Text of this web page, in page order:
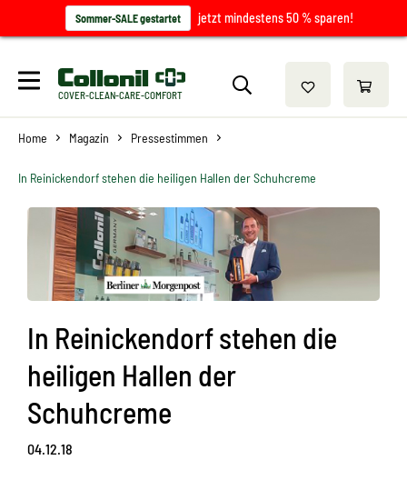
Sommer-SALE gestartet jetzt mindestens 50 % sparen!
COVER-CLEAN-CARE-COMFORT
Home Magazin Pressestimmen
In Reinickendorf stehen die heiligen Hallen der Schuhcreme
In Reinickendorf stehen die
heiligen Hallen der
Schuhcreme
04.12.18